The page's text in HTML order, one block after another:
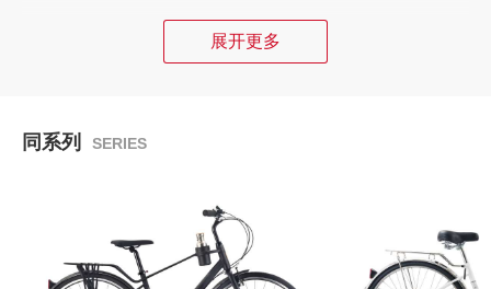
轮组
铝合金单层车圈
K934 26x1.95轮胎
展开更多
同系列 SERIES